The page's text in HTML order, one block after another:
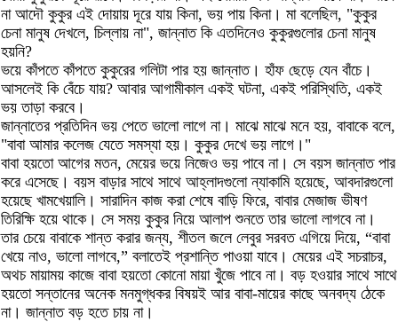
না আদৌ কুকুর এই দোয়ায় দূরে যায় কিনা, ভয় পায় কিনা। মা বলেছিল, "কুকুর
চেনা মানুষ দেখলে, চিল্লায় না", জান্নাত কি এতদিনেও কুকুরগুলোর চেনা মানুষ
হয়নি?
ভয়ে কাঁপতে কাঁপতে কুকুরের গলিটা পার হয় জান্নাত। হাঁফ ছেড়ে যেন বাঁচে।
আসলেই কি বেঁচে যায়? আবার আগামীকাল একই ঘটনা, একই পরিস্থিতি, একই
ভয় তাড়া করবে।
জান্নাতের প্রতিদিন ভয় পেতে ভালো লাগে না। মাঝে মাঝে মনে হয়, বাবাকে বলে,
"বাবা আমার কলেজ যেতে সমস্যা হয়। কুকুর দেখে ভয় লাগে।"
বাবা হয়তো আগের মতন, মেয়ের ভয়ে নিজেও ভয় পাবে না। সে বয়স জান্নাত পার
করে এসেছে। বয়স বাড়ার সাথে সাথে আহ্লাদগুলো ন্যাকামি হয়েছে, আবদারগুলো
হয়েছে খামখেয়ালি। সারাদিন কাজ করা শেষে বাড়ি ফিরে, বাবার মেজাজ ভীষণ
তিরিক্ষি হয়ে থাকে। সে সময় কুকুর নিয়ে আলাপ শুনতে তার ভালো লাগবে না।
তার চেয়ে বাবাকে শান্ত করার জন্য, শীতল জলে লেবুর সরবত এগিয়ে দিয়ে, “বাবা
খেয়ে নাও, ভালো লাগবে,” বলাতেই প্রশান্তি পাওয়া যাবে। মেয়ের এই সচরাচর,
অথচ মায়াময় কাজে বাবা হয়তো কোনো মায়া খুঁজে পাবে না। বড় হওয়ার সাথে সাথে
হয়তো সন্তানের অনেক মনমুগ্ধকর বিষয়ই আর বাবা-মায়ের কাছে অনবদ্য ঠেকে
না। জান্নাত বড় হতে চায় না।